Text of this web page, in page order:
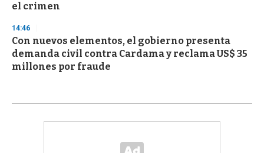
el crimen
14:46
Con nuevos elementos, el gobierno presenta
demanda civil contra Cardama y reclama US$ 35
millones por fraude